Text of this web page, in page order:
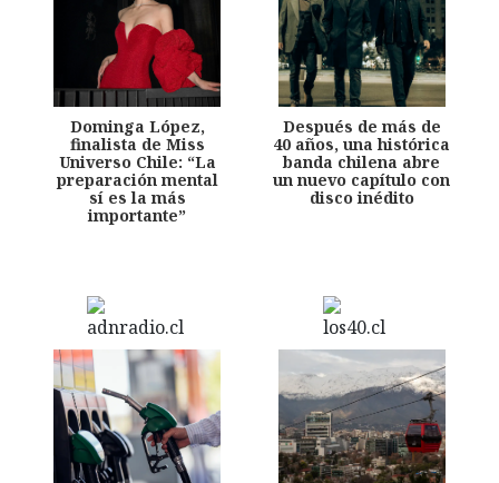
Dominga López,
finalista de Miss
Universo Chile: “La
preparación mental
sí es la más
importante”
Después de más de
40 años, una histórica
banda chilena abre
un nuevo capítulo con
disco inédito